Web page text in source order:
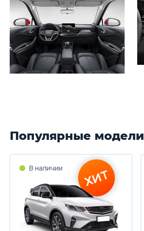
Популярные модели